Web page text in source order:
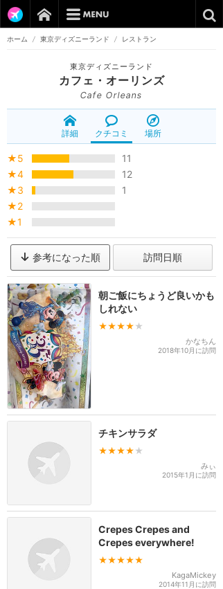
ホーム / 東京ディズニーランド / レストラン
東京ディズニーランド
カフェ・オーリンズ
Cafe Orleans
詳細 クチコミ 場所
★5
11
★4
12
★3
1
★2
★1
参考になった順 訪問日順
朝ご飯にちょうど良いかも
しれない
★★★★ ★
かなちん
2018年10月に訪問
チキンサラダ
★★★★ ★
みぃ
2015年1月に訪問
Crepes Crepes and
Crepes everywhere!
★★★★★
KagaMickey
2014年11月に訪問